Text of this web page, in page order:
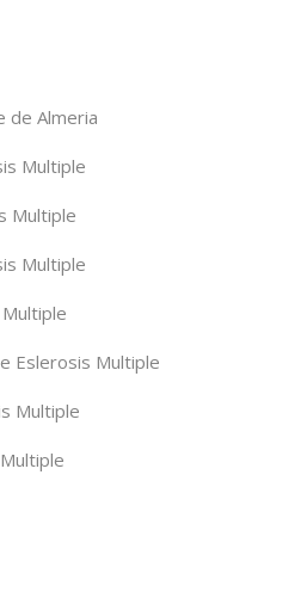
de Almeria
Multiple
Multiple
Multiple
Eslerosis Multiple
Multiple